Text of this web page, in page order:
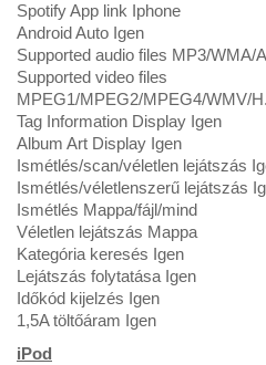
Spotify App link Iphone
Android Auto Igen
Supported audio files MP3/WMA/
Supported video files
MPEG1/MPEG2/MPEG4/WMV/
Tag Information Display Igen
Album Art Display Igen
Ismétlés/scan/véletlen lejátszás
Ismétlés/véletlenszerű lejátszás
Ismétlés Mappa/fájl/mind
Véletlen lejátszás Mappa
Kategória keresés Igen
Lejátszás folytatása Igen
Időkód kijelzés Igen
1,5A töltőáram Igen
iPod